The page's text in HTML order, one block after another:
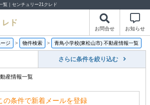
覧｜センチュリー21クレド
お問合せ お知らせ
ジ > 物件検索 > 青鳥小学校(東松山市) 不動産情報一覧
さらに条件を絞り込む
産情報一覧
の条件で新着メールを登録